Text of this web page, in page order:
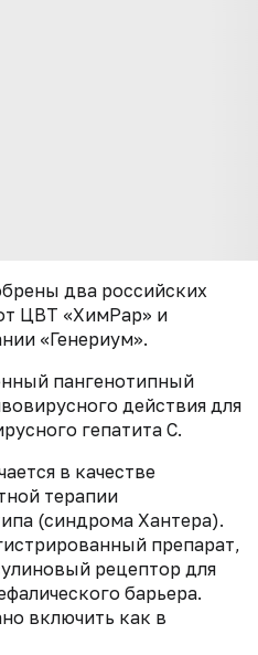
два российских
ЦВТ «ХимРар» и
«Генериум».
пангенотипный
действия для
гепатита С.
в качестве
терапии
(синдрома Хантера).
препарат,
рецептор для
барьера.
включить как в